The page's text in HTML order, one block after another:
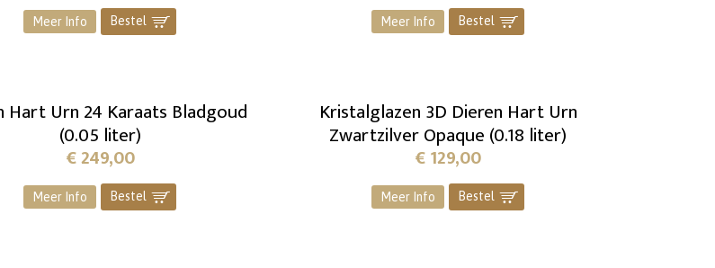
Meer Info Bestel ] Meer Info Bestel ]
Hart Urn 24 Karaats Bladgoud
(0.05 liter)
€249,00
Meer Info Bestel ]
Kristalglazen 3D Dieren Hart Urn
Zwartzilver Opaque (0.18 liter)
€129,00
Meer Info Bestel ]